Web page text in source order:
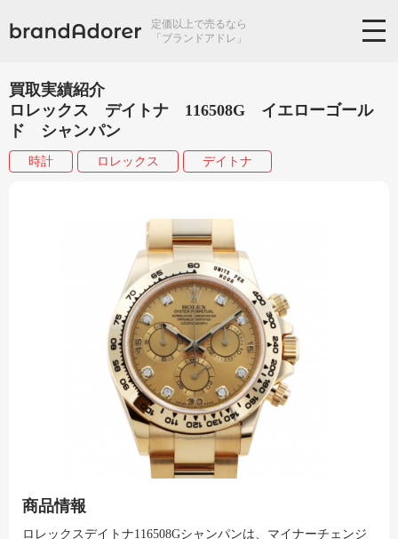
定価以上で売るなら
「ブランドアドレ」
買取実績紹介
ロレックス デイトナ 116508G イエローゴール
ド シャンパン
時計 ロレックス デイトナ
商品情報
ロレックスデイトナ116508Gシャンパンは、マイナーチェンジ